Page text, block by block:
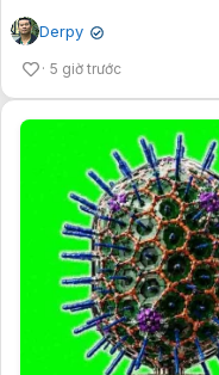
Derpy ✔
5 giờ trước